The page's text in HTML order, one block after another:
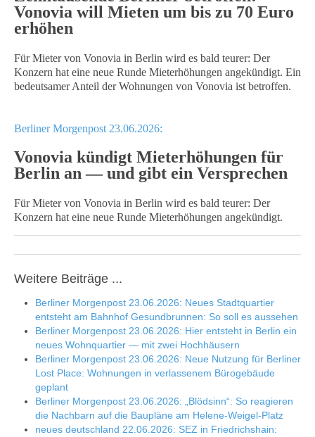
Vonovia will Mieten um bis zu 70 Euro
erhöhen
Für Mieter von Vonovia in Berlin wird es bald teurer: Der
Konzern hat eine neue Runde Mieterhöhungen angekündigt. Ein
bedeutsamer Anteil der Wohnungen von Vonovia ist betroffen.
Berliner Morgenpost 23.06.2026:
Vonovia kündigt Mieterhöhungen für
Berlin an — und gibt ein Versprechen
Für Mieter von Vonovia in Berlin wird es bald teurer: Der
Konzern hat eine neue Runde Mieterhöhungen angekündigt.
Weitere Beiträge ...
Berliner Morgenpost 23.06.2026: Neues Stadtquartier
entsteht am Bahnhof Gesundbrunnen: So soll es aussehen
Berliner Morgenpost 23.06.2026: Hier entsteht in Berlin ein
neues Wohnquartier — mit zwei Hochhäusern
Berliner Morgenpost 23.06.2026: Neue Nutzung für Berliner
Lost Place: Wohnungen in verlassenem Bürogebäude
geplant
Berliner Morgenpost 23.06.2026: „Blödsinn“: So reagieren
die Nachbarn auf die Baupläne am Helene-Weigel-Platz
neues deutschland 22.06.2026: SEZ in Friedrichshain: